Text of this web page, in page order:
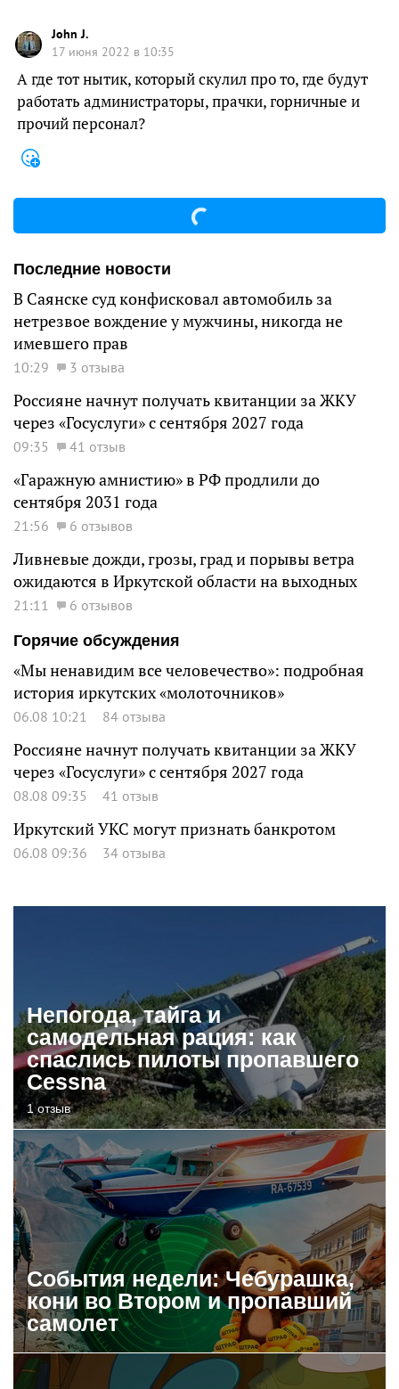
John J.
17 июня 2022 в 10:35
А где тот нытик, который скулил про то, где будут
работать администраторы, прачки, горничные и
прочий персонал?
Последние новости
В Саянске суд конфисковал автомобиль за
нетрезвое вождение у мужчины, никогда не
имевшего прав
10:29 3 отзыва
Россияне начнут получать квитанции за ЖКУ
через «Госуслуги» с сентября 2027 года
09:35 41 отзыв
«Гаражную амнистию» в РФ продлили до
сентября 2031 года
21:56 6 отзывов
Ливневые дожди, грозы, град и порывы ветра
ожидаются в Иркутской области на выходных
21:11
6 отзывов
Горячие обсуждения
«Мы ненавидим все человечество»: подробная
история иркутских «молоточников»
06.08 10:21 84 отзыва
Россияне начнут получать квитанции за ЖКУ
через «Госуслуги» с сентября 2027 года
08.08 09:35 41 отзыв
Иркутский УКС могут признать банкротом
06.08 09:36 34 отзыва
Непогода, тайга и
самодельная рация: как
спаслись пилоты пропавшего
Cessna
1 отзыв
События недели: Чебурашка,
кони во Втором и пропавший
самолет